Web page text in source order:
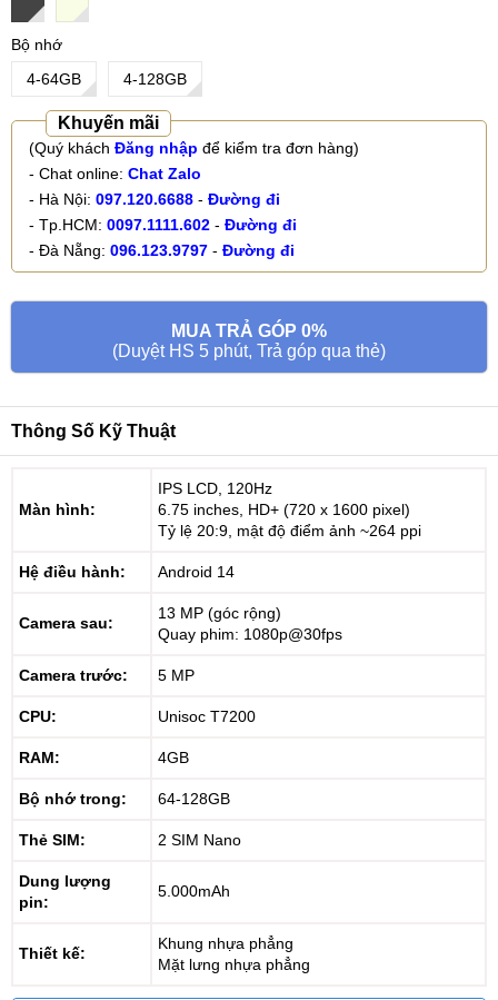
Bộ nhớ
4-64GB
4-128GB
Khuyến mãi
(Quý khách Đăng nhập để kiểm tra đơn hàng)
- Chat online: Chat Zalo
- Hà Nội: 097.120.6688 - Đường đi
- Tp.HCM: 0097.1111.602 - Đường đi
- Đà Nẵng: 096.123.9797 - Đường đi
MUA TRẢ GÓP 0%
(Duyệt HS 5 phút, Trả góp qua thẻ)
Thông Số Kỹ Thuật
Màn hình:
IPS LCD, 120Hz
6.75 inches, HD+ (720 x 1600 pixel)
Tỷ lệ 20:9, mật độ điểm ảnh ~264 ppi
Hệ điều hành: Android 14
Camera sau:
13 MP (góc rộng)
Quay phim: 1080p@30fps
Camera trước: 5 MP
CPU: Unisoc T7200
RAM: 4GB
Bộ nhớ trong: 64-128GB
Thẻ SIM: 2 SIM Nano
Dung lượng
pin:
5.000mAh
Thiết kế:
Khung nhựa phẳng
Mặt lưng nhựa phẳng